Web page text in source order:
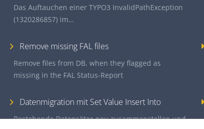
Das Auftauchen einer TYPO3 InvalidPathException
(1320286857) im…
Remove missing FAL files
Remove files from DB, when they flagged as
missing in the FAL Status-Report
Datenmigration mit Set Value Insert Into
Bestehende Datensätze neu zusammenstellen und